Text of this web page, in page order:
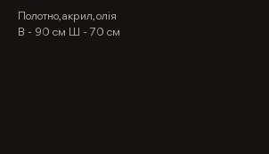
Полотно, акрил, олія
В - 90 см Ш - 70 см